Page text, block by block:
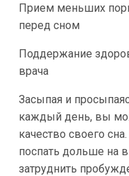
Прием меньших
перед сном
Поддержание
врача
Засыпая и
каждый день, вы
качество своего
поспать дольше на
затруднить